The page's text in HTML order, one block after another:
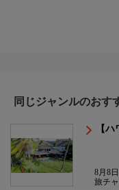
同じジャンルのおす
【
8月8
旅チ